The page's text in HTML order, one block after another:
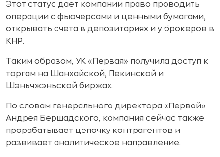
Этот статус дает компании право проводить
операции с фьючерсами и ценными бумагами,
открывать счета в депозитариях и у брокеров в
КНР.
Таким образом, УК «Первая» получила доступ к
торгам на Шанхайской, Пекинской и
Шэньчжэньской биржах.
По словам генерального директора «Первой»
Андрея Бершадского, компания сейчас также
прорабатывает цепочку контрагентов и
развивает аналитическое направление.